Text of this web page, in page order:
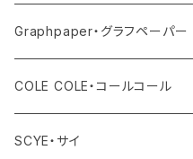
その他
ワンピース・サロペット
その他
ボトム
ワンピース・オールインワン
その他
トップス
ボトム
ワンピース・オールインワン
アウター
トップス
ボトム
Graphpaper・グラフペーパー
アウター
トップス
COLE COLE・コールコール
サンダル
SCYE・サイ